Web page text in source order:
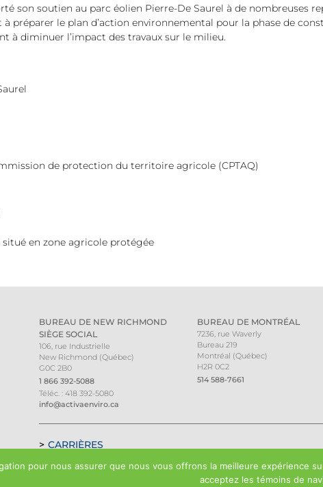
son soutien au parc éolien Pierre-De Saurel à de nombreuses
préparer le plan d’action environnemental pour la phase de
à diminuer l’impact des travaux sur le milieu.
de protection du territoire agricole (CPTAQ)
en zone agricole protégée
BUREAU DE NEW RICHMOND
SIÈGE SOCIAL
106, rue Industrielle
New Richmond (Québec)
G0C 2B0
1 866 392-5088
Téléc. : 418 392-5080
info@activaenviro.ca
BUREAU DE MONTRÉAL
7236, rue Waverly
Bureau 219
Montréal (Québec)
H2R 0C2
514 588-7661
CARRIÈRES
pour nous assurer que nous vous offrons la meilleure expérience
acceptez les témoins de